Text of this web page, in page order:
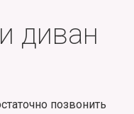
диван
позвонить